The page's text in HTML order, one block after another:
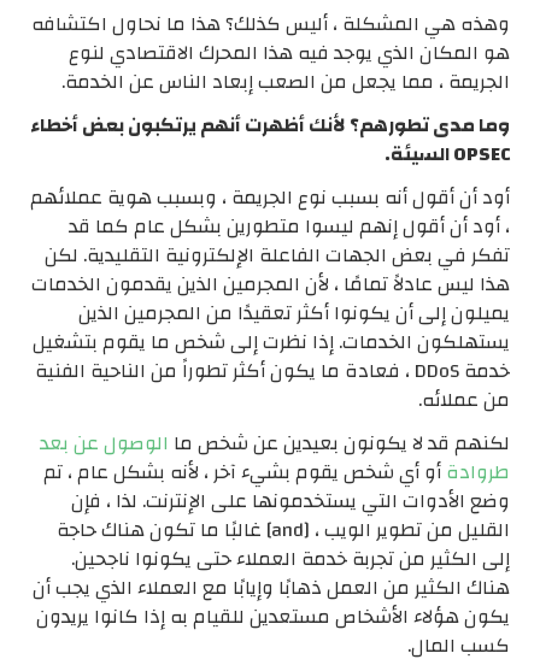
وهذه هي المشكلة ، أليس كذلك؟ هذا ما نحاول اكتشافه
هو المكان الذي يوجد فيه هذا المحرك الاقتصادي لنوع
الجريمة ، مما يجعل من الصعب إبعاد الناس عن الخدمة.
وما مدى تطورهم؟ لأنك أظهرت أنهم يرتكبون بعض أخطاء
OPSEC السيئة.
أود أن أقول أنه بسبب نوع الجريمة ، وبسبب هوية عملائهم
، أود أن أقول إنهم ليسوا متطورين بشكل عام كما قد
تفكر في بعض الجهات الفاعلة الإلكترونية التقليدية. لكن
هذا ليس عادلاً تمامًا ، لأن المجرمين الذين يقدمون الخدمات
يميلون إلى أن يكونوا أكثر تعقيدًا من المجرمين الذين
يستهلكون الخدمات. إذا نظرت إلى شخص ما يقوم بتشغيل
خدمة DDoS ، فعادة ما يكون أكثر تطوراً من الناحية الفنية
من عملائه.
لكنهم قد لا يكونون بعيدين عن شخص ما الوصول عن بعد
طروادةأو أي شخص يقوم بشيء آخر ، لأنه بشكل عام ، تم
وضع الأدوات التي يستخدمونها على الإنترنت. لذا ، فإن
القليل من تطوير الويب ، [and] غالبًا ما تكون هناك حاجة
إلى الكثير من تجربة خدمة العملاء حتى يكونوا ناجحين.
هناك الكثير من العمل ذهابًا وإيابًا مع العملاء الذي يجب أن
يكون هؤلاء الأشخاص مستعدين للقيام به إذا كانوا يريدون
كسب المال.